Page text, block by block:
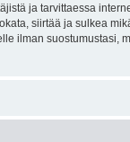
ja tarvittaessa
siirtää ja sulkea
ilman suostumustasi,